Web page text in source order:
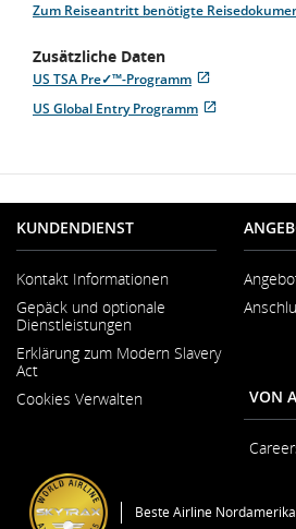
Zum Reiseantritt benötigte
Zusätzliche Daten
US TSA Pre✓™-Programm
in
Website,
und/oder
US Global Entry Programm
Fenster
und/oder
entspricht.
KUNDENDIENST
Kontakt Informationen
Fenster
geöffnet
Gepäck und optionale
Dienstleistungen
Erklärung zum Modern Slavery
Act
in
Cookies Verwalten VON
Beste Airline